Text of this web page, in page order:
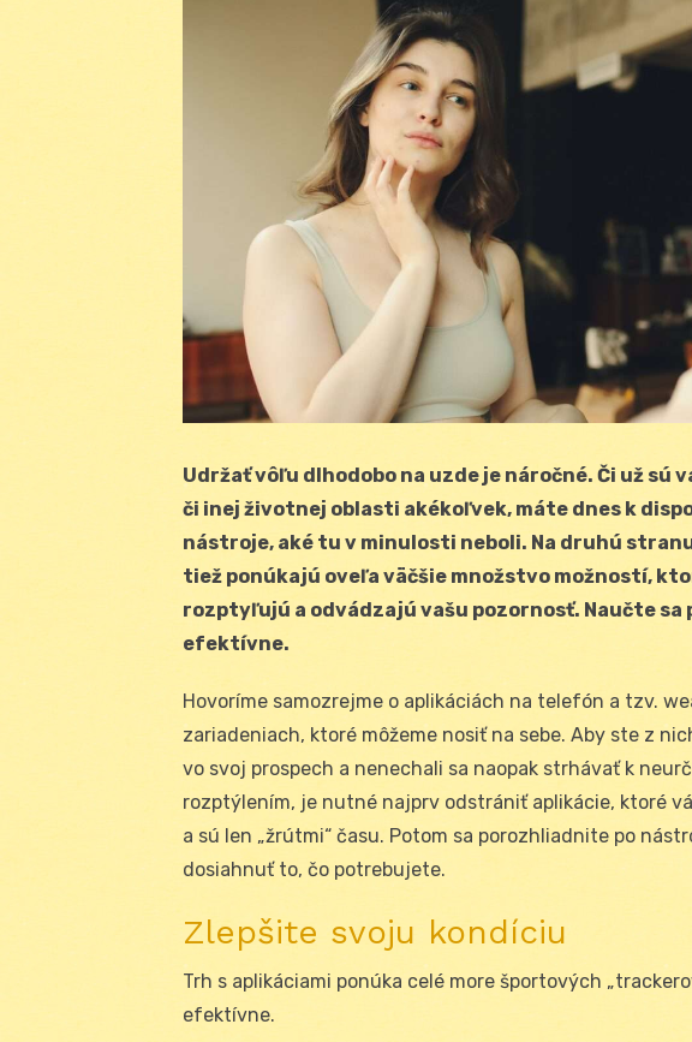
Udržať vôľu dlhodobo na uzde je náročné. Či už sú
či inej životnej oblasti akékoľvek, máte dnes k
nástroje, aké tu v minulosti neboli. Na druhú
tiež ponúkajú oveľa väčšie množstvo možností,
rozptyľujú a odvádzajú vašu pozornosť. Naučte sa
efektívne.
Hovoríme samozrejme o aplikáciách na telefón a tzv.
zariadeniach, ktoré môžeme nosiť na sebe. Aby ste z
vo svoj prospech a nenechali sa naopak strhávať k
rozptýlením, je nutné najprv odstrániť aplikácie, ktoré
a sú len „žrútmi“ času. Potom sa porozhliadnite po
dosiahnuť to, čo potrebujete.
Zlepšite svoju kondíciu
Trh s aplikáciami ponúka celé more športových
efektívne.